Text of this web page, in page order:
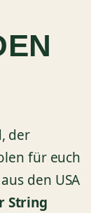
der
für euch
den USA
String